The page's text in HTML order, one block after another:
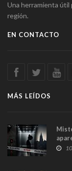
Una herramienta útil
región.
EN CONTACTO
MÁS LEÍDOS
y las